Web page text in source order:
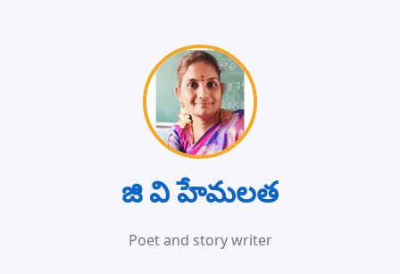
జి వి హేమలత
Poet and story writer